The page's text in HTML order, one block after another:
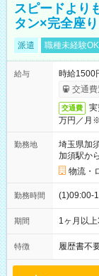
スピードより
タン×完全座り
派遣 職種未経験OK
給与
時給1500
交通費
交通費
万円／月
勤務地
埼玉県加
加須駅か
物流・
勤務時間 (1)09:00-
期間 1ヶ月以
特徴 履歴書不